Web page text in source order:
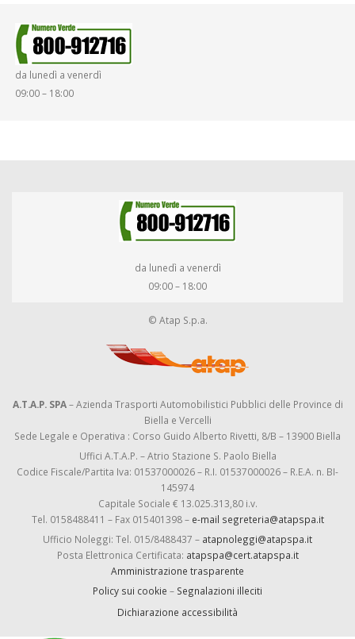
da lunedì a venerdì
09:00 – 18:00
da lunedì a venerdì
09:00 – 18:00
© Atap S.p.a.
A.T.A.P. SPA– Azienda Trasporti Automobilistici Pubblici delle Province di
Biella e Vercelli
Sede Legale e Operativa : Corso Guido Alberto Rivetti, 8/B – 13900 Biella
Uffici A.T.A.P. – Atrio Stazione S. Paolo Biella
Codice Fiscale/Partita Iva: 01537000026 – R.I. 01537000026 – R.E.A. n. BI-
145974
Capitale Sociale € 13.025.313,80 i.v.
Tel. 0158488411 – Fax 015401398 – e-mail segreteria@atapspa.it
Ufficio Noleggi: Tel. 015/8488437 – atapnoleggi@atapspa.it
Posta Elettronica Certificata: atapspa@cert.atapspa.it
Amministrazione trasparente
Policy sui cookie – Segnalazioni illeciti
Dichiarazione accessibilità